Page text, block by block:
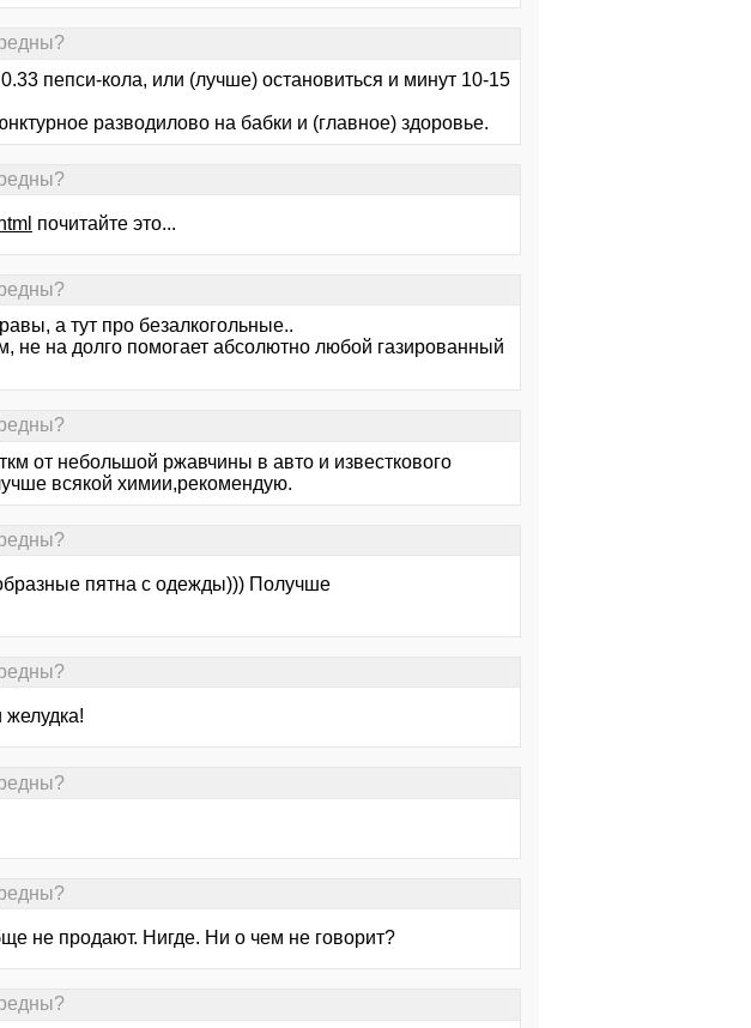
пепси-кола, или (лучше) остановиться и минут 10-15
разводилово на бабки и (главное) здоровье.
почитайте это...
а тут про безалкогольные..
не на долго помогает абсолютно любой газированный
от небольшой ржавчины в авто и известкового
всякой химии,рекомендую.
пятна с одежды))) Получше
не продают. Нигде. Ни о чем не говорит?